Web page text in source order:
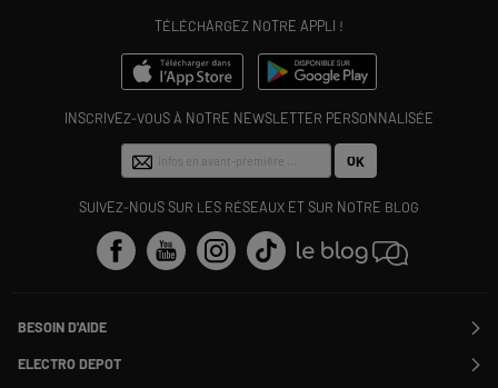
TÉLÉCHARGEZ NOTRE APPLI !
INSCRIVEZ-VOUS À NOTRE NEWSLETTER PERSONNALISÉE
OK
SUIVEZ-NOUS SUR LES RÉSEAUX ET SUR NOTRE BLOG
BESOIN D'AIDE
Suivre ma commande
ELECTRO DEPOT